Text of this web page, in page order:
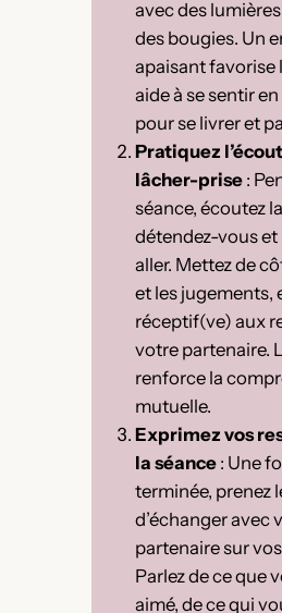
avec des
des bougies. Un
apaisant favorise
aide à se sentir
pour se livrer et
Pratiquez
lâcher-prise:
séance, écoutez
détendez-vous et
aller. Mettez de
et les jugements,
réceptif(ve) aux
votre partenaire.
renforce la
mutuelle.
Exprimez vos
la séance: Une
terminée, prenez
d’échanger avec
partenaire sur
Parlez de ce que
aimé, de ce qui